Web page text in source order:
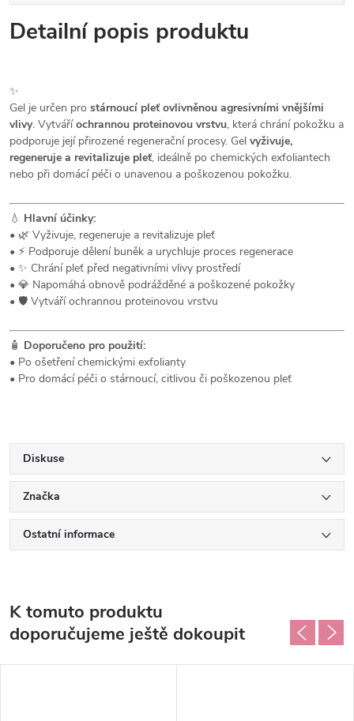
Detailní popis produktu
✨
Gel je určen pro stárnoucí pleť ovlivněnou agresivními vnějšími
vlivy. Vytváříochrannou proteinovou vrstvu, která chrání pokožku a
podporuje její přirozené regenerační procesy. Gel vyživuje,
regeneruje a revitalizuje pleť, ideálně po chemických exfoliantech
nebo při domácí péči o unavenou a poškozenou pokožku.
💧 Hlavní účinky:
• 🌿 Vyživuje, regeneruje a revitalizuje pleť
• ⚡ Podporuje dělení buněk a urychluje proces regenerace
• ✨ Chrání pleť před negativními vlivy prostředí
• 💎 Napomáhá obnově podrážděné a poškozené pokožky
• 🛡️ Vytváří ochrannou proteinovou vrstvu
🧴 Doporučeno pro použití:
• Po ošetření chemickými exfolianty
• Pro domácí péči o stárnoucí, citlivou či poškozenou pleť
Diskuse
Značka
Ostatní informace
K tomuto produktu
doporučujeme ještě dokoupit